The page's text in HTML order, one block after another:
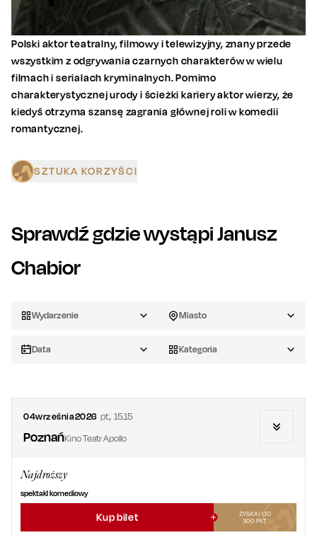
Polski aktor teatralny, filmowy i telewizyjny, znany przede
wszystkim z odgrywania czarnych charakterów w wielu
filmach i serialach kryminalnych. Pomimo
charakterystycznej urody i ścieżki kariery aktor wierzy, że
kiedyś otrzyma szansę zagrania głównej roli w komedii
romantycznej.
SZTUKA KORZYŚCI
Sprawdź gdzie wystąpiJanusz
Chabior
Wydarzenie Miasto
Data Kategoria
04września2026 pt., 15.15
PoznańKino Teatr Apollo
Najdroższy
spektakl komediowy
Kup bilet
ZYSKAJ OD
300 PKT